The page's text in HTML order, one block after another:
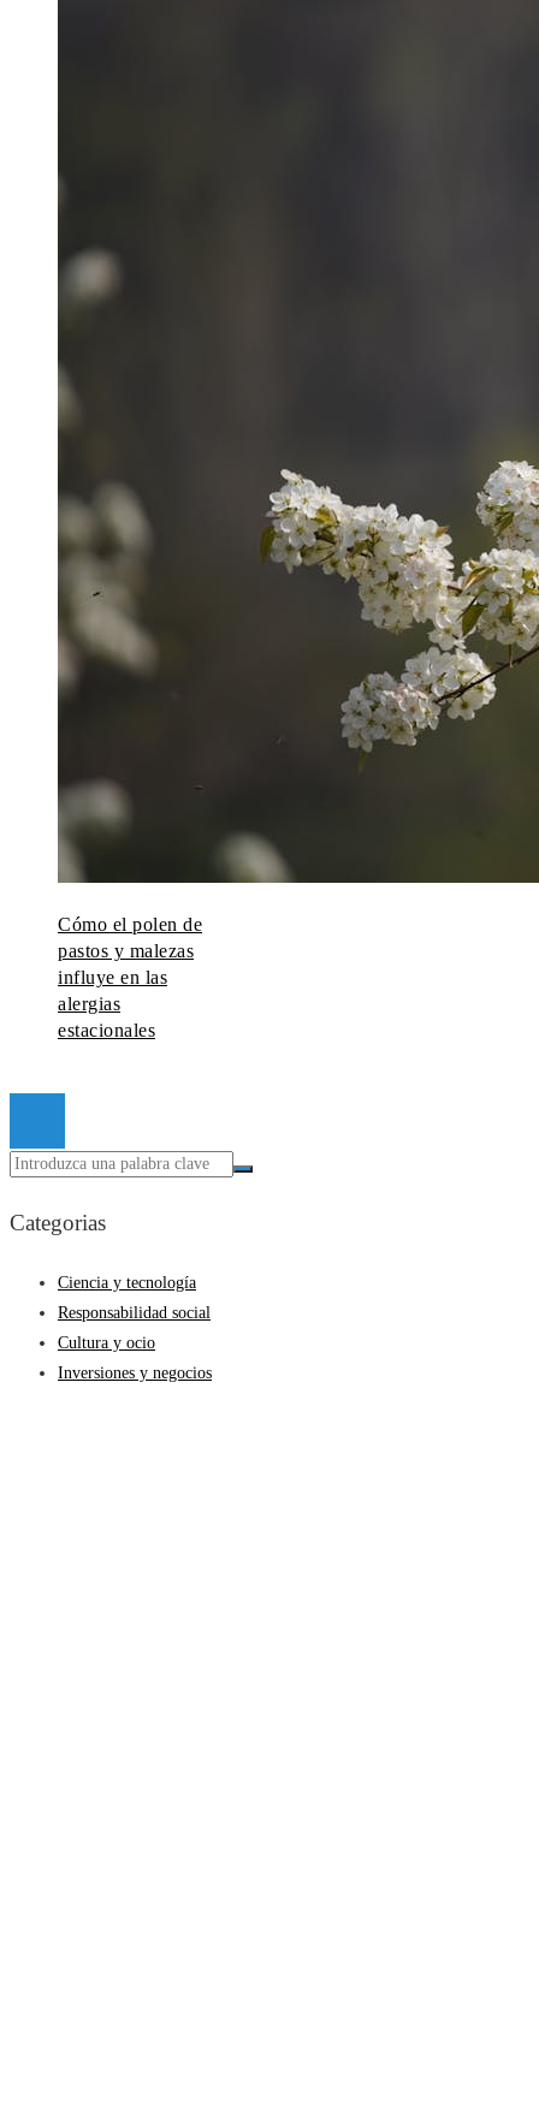
Cómo el polen de
pastos y malezas
influye en las
alergias
estacionales
Categorias
Ciencia y tecnología
Responsabilidad social
Cultura y ocio
Inversiones y negocios